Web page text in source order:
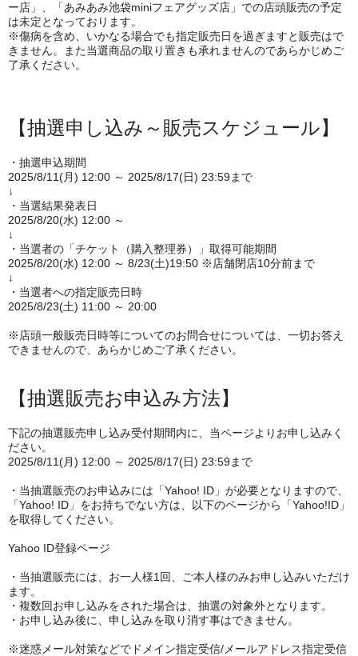
ー店」、「あみあみ池袋miniフェアグッズ店」での店頭販売の予定
は未定となっております。
※傷病を含め、いかなる場合でも指定販売日を過ぎますと販売はで
きません。また当選商品の取り置きも承れませんのであらかじめご
了承ください。
【抽選申し込み～販売スケジュール】
・抽選申込期間
2025/8/11(月) 12:00 ～ 2025/8/17(日) 23:59まで
↓
・当選結果発表日
2025/8/20(水) 12:00 ～
↓
・当選者の「チケット（購入整理券）」取得可能期間
2025/8/20(水) 12:00 ～ 8/23(土)19:50 ※店舗閉店10分前まで
↓
・当選者への指定販売日時
2025/8/23(土) 11:00 ～ 20:00
※店頭一般販売日時等についてのお問合せについては、一切お答え
できませんので、あらかじめご了承ください。
【抽選販売お申込み方法】
下記の抽選販売申し込み受付期間内に、当ページよりお申し込みく
ださい。
2025/8/11(月) 12:00 ～ 2025/8/17(日) 23:59まで
・当抽選販売のお申込みには「Yahoo! ID」が必要となりますので、
「Yahoo! ID」をお持ちでない方は、以下のページから「Yahoo!ID」
を取得してください。
Yahoo ID登録ページ
・当抽選販売には、お一人様1回、ご本人様のみお申し込みいただけ
ます。
・複数回お申し込みをされた場合は、抽選の対象外となります。
・お申し込み後に、申し込みを取り消す事はできません。
※迷惑メール対策などでドメイン指定受信/メールアドレス指定受信